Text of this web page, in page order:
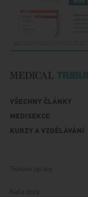
VŠECHNY ČLÁNKY
MEDISEKCE
KURZY A VZDĚLÁVÁNÍ
Tiskové zprávy
Naše tituly